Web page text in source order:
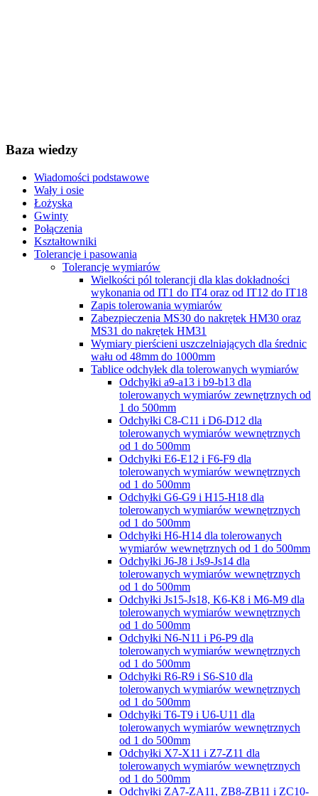
Baza wiedzy
Wiadomości podstawowe
Wały i osie
Łożyska
Gwinty
Połączenia
Kształtowniki
Tolerancje i pasowania
Tolerancje wymiarów
Wielkości pól tolerancji dla klas dokładności
wykonania od IT1 do IT4 oraz od IT12 do IT18
Zapis tolerowania wymiarów
Zabezpieczenia MS30 do nakrętek HM30 oraz
MS31 do nakrętek HM31
Wymiary pierścieni uszczelniających dla średnic
wału od 48mm do 1000mm
Tablice odchyłek dla tolerowanych wymiarów
Odchyłki a9-a13 i b9-b13 dla
tolerowanych wymiarów zewnętrznych od
1 do 500mm
Odchyłki C8-C11 i D6-D12 dla
tolerowanych wymiarów wewnętrznych
od 1 do 500mm
Odchyłki E6-E12 i F6-F9 dla
tolerowanych wymiarów wewnętrznych
od 1 do 500mm
Odchyłki G6-G9 i H15-H18 dla
tolerowanych wymiarów wewnętrznych
od 1 do 500mm
Odchyłki H6-H14 dla tolerowanych
wymiarów wewnętrznych od 1 do 500mm
Odchyłki J6-J8 i Js9-Js14 dla
tolerowanych wymiarów wewnętrznych
od 1 do 500mm
Odchyłki Js15-Js18, K6-K8 i M6-M9 dla
tolerowanych wymiarów wewnętrznych
od 1 do 500mm
Odchyłki N6-N11 i P6-P9 dla
tolerowanych wymiarów wewnętrznych
od 1 do 500mm
Odchyłki R6-R9 i S6-S10 dla
tolerowanych wymiarów wewnętrznych
od 1 do 500mm
Odchyłki T6-T9 i U6-U11 dla
tolerowanych wymiarów wewnętrznych
od 1 do 500mm
Odchyłki X7-X11 i Z7-Z11 dla
tolerowanych wymiarów wewnętrznych
od 1 do 500mm
Odchyłki ZA7-ZA11, ZB8-ZB11 i ZC10-